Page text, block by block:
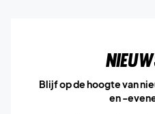
Blijf op de hoogte van
en -